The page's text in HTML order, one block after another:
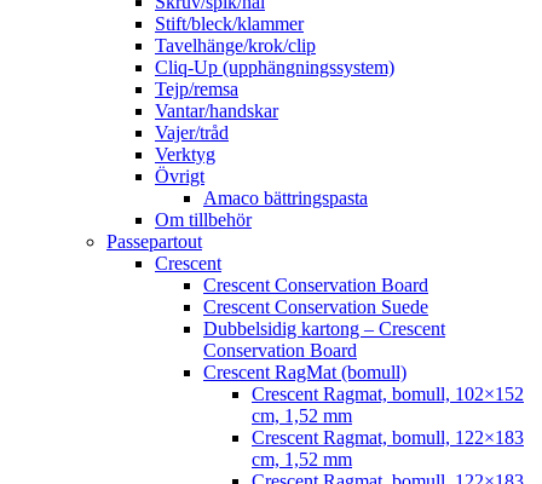
Stift/bleck/klammer
Tavelhänge/krok/clip
Cliq-Up (upphängningssystem)
Tejp/remsa
Vantar/handskar
Vajer/tråd
Verktyg
Övrigt
Amaco bättringspasta
Om tillbehör
Passepartout
Crescent
Crescent Conservation Board
Crescent Conservation Suede
Dubbelsidig kartong – Crescent
Conservation Board
Crescent RagMat (bomull)
Crescent Ragmat, bomull, 102×152
cm, 1,52 mm
Crescent Ragmat, bomull, 122×183
cm, 1,52 mm